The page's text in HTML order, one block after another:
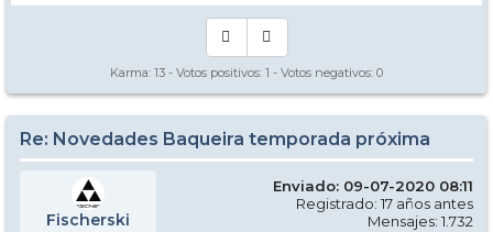
Karma: 13 - Votos positivos: 1 - Votos negativos: 0
Re: Novedades Baqueira temporada próxima
Fischerski
Enviado: 09-07-2020 08:11
Registrado: 17 años antes
Mensajes: 1.732